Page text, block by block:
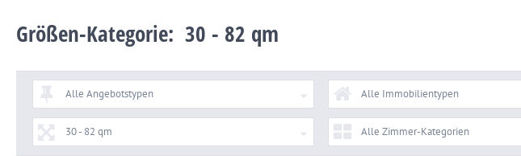
Größen-Kategorie: 30 - 82 qm
Alle Angebotstypen Alle Immobilientypen
30 - 82 qm Alle Zimmer-Kategorien